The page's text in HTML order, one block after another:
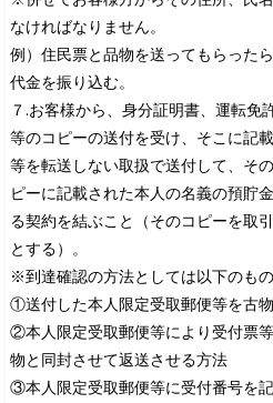
なければなりません。
例）住民票と品物を送ってもらった
代金を振り込む。
７.お客様から、身分証明書、運転免
等のコピーの送付を受け、そこに
等を転送しない取扱で送付して、そ
ピーに記載された本人の名義の預貯
る契約を結ぶこと（そのコピーを取
とする）。
※到達確認の方法としては以下のもの
①送付した本人限定受取郵便等を古
②本人限定受取郵便等により受付票
物と同封させて返送させる方法
③本人限定受取郵便等に受付番号を